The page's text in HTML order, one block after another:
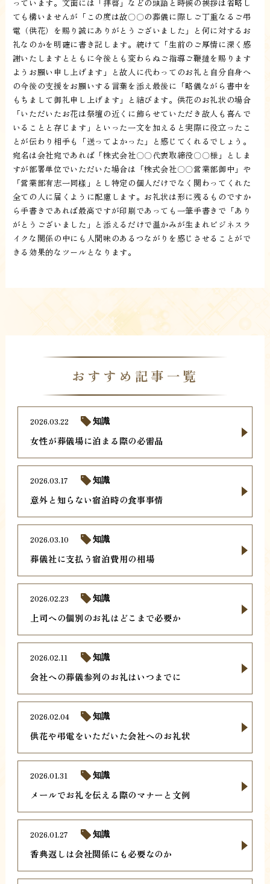
っています。文面には「拝啓」などの頭語と時候の挨拶は省略し
ても構いませんが「この度は故〇〇の葬儀に際しご丁重なるご弔
電（供花）を賜り誠にありがとうございました」と何に対するお
礼なのかを明確に書き記します。続けて「生前のご厚情に深く感
謝いたしますとともに今後とも変わらぬご指導ご鞭撻を賜ります
ようお願い申し上げます」と故人に代わってのお礼と自分自身へ
の今後の支援をお願いする言葉を添え最後に「略儀ながら書中を
もちまして御礼申し上げます」と結びます。供花のお礼状の場合
「いただいたお花は祭壇の近くに飾らせていただき故人も喜んで
いることと存じます」といった一文を加えると実際に役立ったこ
とが伝わり相手も「送ってよかった」と感じてくれるでしょう。
宛名は会社宛であれば「株式会社〇〇代表取締役〇〇様」としま
すが部署単位でいただいた場合は「株式会社〇〇営業部御中」や
「営業部有志一同樣」とし特定の個人だけでなく関わってくれた
全ての人に届くように配慮します。お礼状は形に残るものですか
ら手書きであれば最高ですが印刷であっても一筆手書きで「あり
がとうございました」と添えるだけで温かみが生まれビジネスラ
イクな関係の中にも人間味のあるつながりを感じさせることがで
きる効果的なツールとなります。
おすすめ記事一覧
女性が葬儀場に泊まる際の必需品
2026.03.22 知識
意外と知らない宿泊時の食事事情
2026.03.17 知識
葬儀社に支払う宿泊費用の相場
2026.03.10 知識
上司への個別のお礼はどこまで必要か
2026.02.23 知識
会社への葬儀参列のお礼はいつまでに
2026.02.11 知識
供花や弔電をいただいた会社へのお礼状
2026.02.04 知識
メールでお礼を伝える際のマナーと文例
2026.01.31 知識
香典返しは会社関係にも必要なのか
2026.01.27 知識